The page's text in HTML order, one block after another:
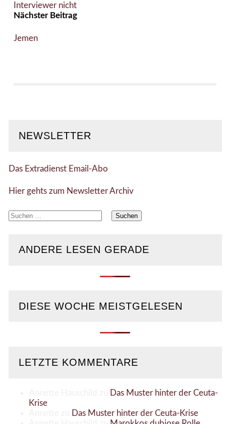
Interviewer nicht
Nächster Beitrag
Jemen
NEWSLETTER
Das Extradienst Email-Abo
Hier gehts zum Newsletter Archiv
Suchen
ANDERE LESEN GERADE
DIESE WOCHE MEISTGELESEN
LETZTE KOMMENTARE
Das Muster hinter der Ceuta-
Krise
Das Muster hinter der Ceuta-Krise